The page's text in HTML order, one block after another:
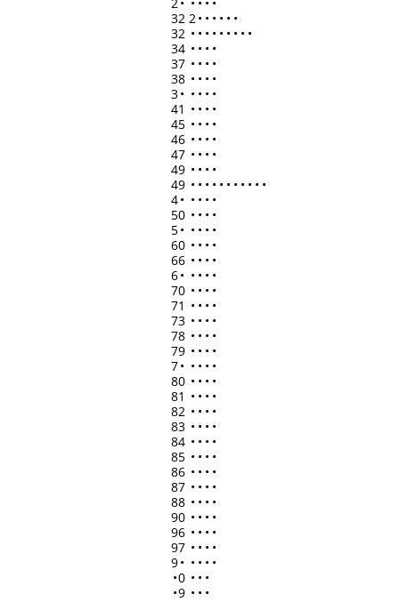
32 2• • • • • •
32 • • • • • • • • •
34 • • • •
37 • • • •
38 • • • •
3• • • • •
41 • • • •
45 • • • •
46 • • • •
47 • • • •
49 • • • •
49 • • • • • • • • • • •
4• • • • •
50 • • • •
5• • • • •
60 • • • •
66 • • • •
6• • • • •
70 • • • •
71 • • • •
73 • • • •
78 • • • •
79 • • • •
7• • • • •
80 • • • •
81 • • • •
82 • • • •
83 • • • •
84 • • • •
85 • • • •
86 • • • •
87 • • • •
88 • • • •
90 • • • •
96 • • • •
97 • • • •
9• • • • •
•0 • • •
•9 • • •